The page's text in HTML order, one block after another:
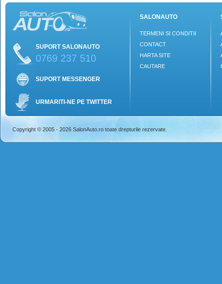
SUPORT SALONAUTO
0769 237 510
SUPORT MESSENGER
URMARITI-NE PE TWITTER
SALONAUTO
TERMENI SI CONDITII
CONTACT
HARTA SITE
CAUTARE
Copyright © 2005 - 2026 SalonAuto.ro toate drepturile rezervate.